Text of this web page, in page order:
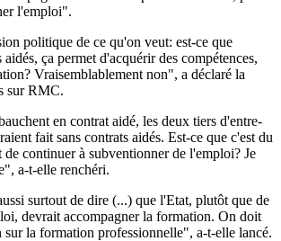
l'emploi".
politique de ce qu'on veut: est-ce que
ça permet d'acquérir des compétences,
Vraisemblablement non", a déclaré la
sur RMC.
en contrat aidé, les deux tiers d'entre-
fait sans contrats aidés. Est-ce que c'est du
continuer à subventionner de l'emploi? Je
a-t-elle renchéri.
surtout de dire (...) que l'Etat, plutôt que de
devrait accompagner la formation. On doit
sur la formation professionnelle", a-t-elle lancé.